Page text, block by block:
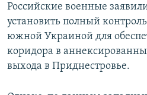
Российские военные
установить полный
южной Украиной для
коридора в
выхода в Приднестровье.